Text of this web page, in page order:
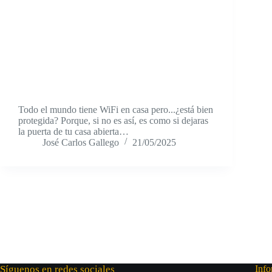
Todo el mundo tiene WiFi en casa pero...¿está bien
protegida? Porque, si no es así, es como si dejaras
la puerta de tu casa abierta…
José Carlos Gallego
21/05/2025
Síguenos en redes sociales